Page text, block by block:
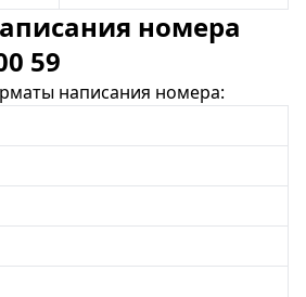
номера
59
написания номера: